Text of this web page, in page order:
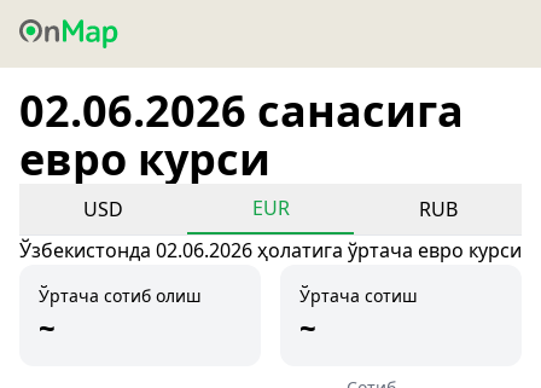
02.06.2026 санасига
евро курси
USD EUR
RUB
Ўзбекистонда 02.06.2026 ҳолатига ўртача евро курси
Ўртача сотиб олиш
~
Ўртача сотиш
~